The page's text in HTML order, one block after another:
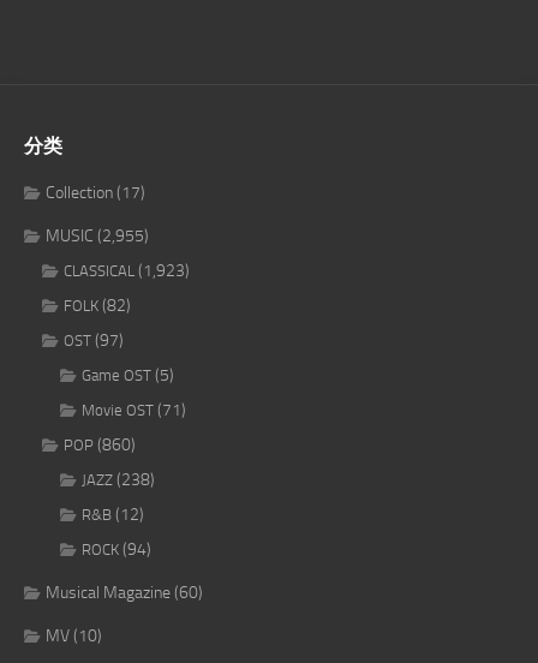
分类
Collection(17)
MUSIC (2,955)
CLASSICAL (1,923)
FOLK (82)
OST (97)
Game OST (5)
Movie OST (71)
POP (860)
JAZZ (238)
R&B (12)
ROCK (94)
Musical Magazine(60)
MV(10)